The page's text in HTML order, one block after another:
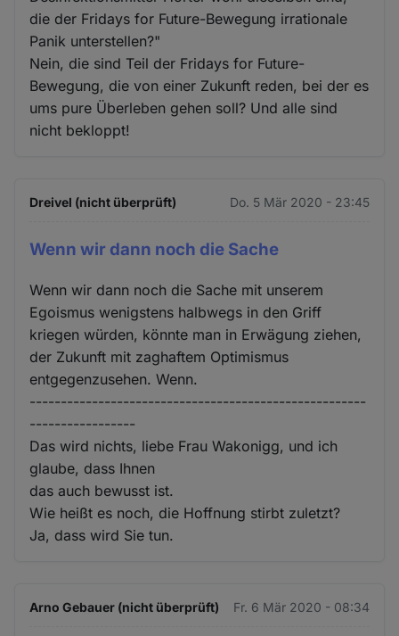
die der Fridays for Future-Bewegung irrationale
Panik unterstellen?"
Nein, die sind Teil der Fridays for Future-
Bewegung, die von einer Zukunft reden, bei der es
ums pure Überleben gehen soll? Und alle sind
nicht bekloppt!
Dreivel (nicht überprüft) Do. 5 Mär 2020 - 23:45
Wenn wir dann noch die Sache
Wenn wir dann noch die Sache mit unserem
Egoismus wenigstens halbwegs in den Griff
kriegen würden, könnte man in Erwägung ziehen,
der Zukunft mit zaghaftem Optimismus
entgegenzusehen. Wenn.
------------------------------------------------------
-----------------
Das wird nichts, liebe Frau Wakonigg, und ich
glaube, dass Ihnen
das auch bewusst ist.
Wie heißt es noch, die Hoffnung stirbt zuletzt?
Ja, dass wird Sie tun.
Arno Gebauer (nicht überprüft) Fr. 6 Mär 2020 - 08:34